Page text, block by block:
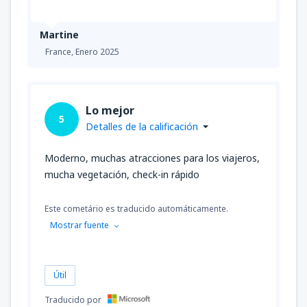
Martine
France,Enero 2025
5
Lo mejor
Detalles de la calificación
Moderno, muchas atracciones para los viajeros,
mucha vegetación, check-in rápido
Este cometário es traducido automáticamente.
Mostrar fuente
Útil
Traducido por